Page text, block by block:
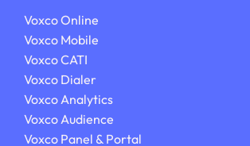
Voxco Online
Voxco Mobile
Voxco CATI
Voxco Dialer
Voxco Analytics
Voxco Audience
Voxco Panel & Portal